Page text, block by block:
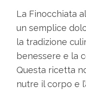
La Finocchiata
un semplice
la tradizione
benessere e la
Questa ricetta
nutre il corpo e